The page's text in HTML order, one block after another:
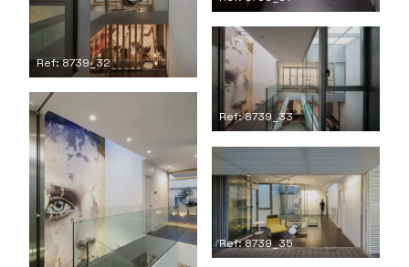
Ref: 8739_32
Ref: 8739_33
Ref: 8739_35